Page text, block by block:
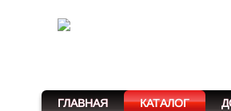
ГЛАВНАЯ КАТАЛОГ